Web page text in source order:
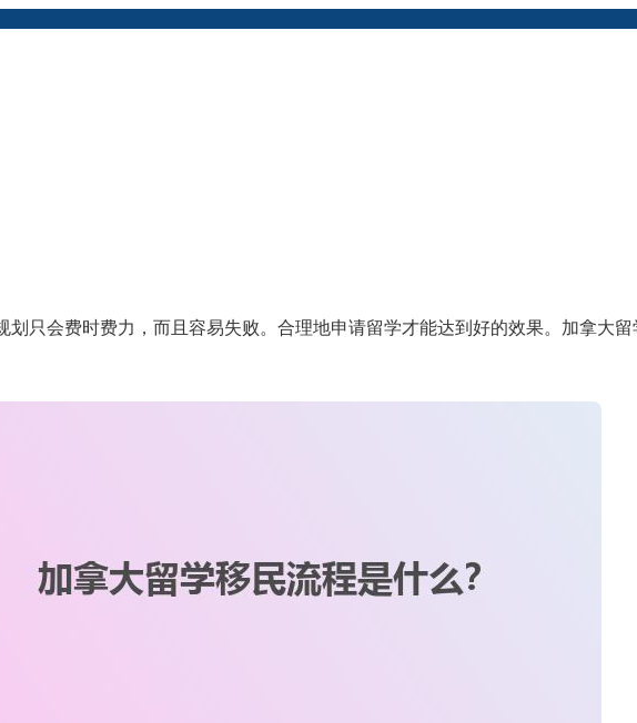
只会费时费力，而且容易失败。合理地申请留学才能达到好的效果。加拿大